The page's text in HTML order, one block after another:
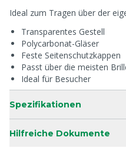
Ideal zum Tragen über der
Transparentes Gestell
Polycarbonat-Gläser
Feste Seitenschutzkappen
Passt über die meisten
Ideal für Besucher
Spezifikationen
Hilfreiche Dokumente